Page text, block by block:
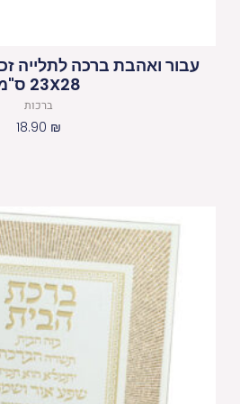
עבור ואהבת ברכה לתלייה
23X28 ס"מ
ברכות
18.90 ₪